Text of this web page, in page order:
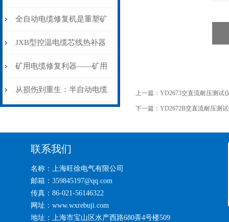
从“盲测”到“精确定点”的三
步作业法
全自动电缆修复机是重塑矿
山电力动脉的“智能外科医
生”
JXB型控温电缆芯线热补器
安装与接线：精准修复的工
艺基石
矿用电缆修复利器——矿用
电缆热补机智能控温，安全
从损伤到重生：半自动电缆 上一篇： YD2673交直流耐压测试
下一篇： YD2672B交直流耐压测
联系我们
名称：上海旺徐电气有限公司
邮箱：359845197@qq.com
传真：86-021-56146322
网址：www.wxrebuji.com
地址：上海市宝山区水产西路680弄4号楼509